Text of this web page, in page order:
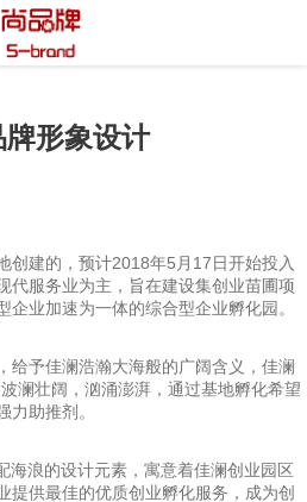
形象设计
创建的，预计2018年5月17日开始投入
代服务业为主，旨在建设集创业苗圃项
企业加速为一体的综合型企业孵化园。
给予佳澜浩瀚大海般的广阔含义，佳澜
澜壮阔，汹涌澎湃，通过基地孵化希望
力助推剂。
海浪的设计元素，寓意着佳澜创业园区
提供最佳的优质创业孵化服务，成为创